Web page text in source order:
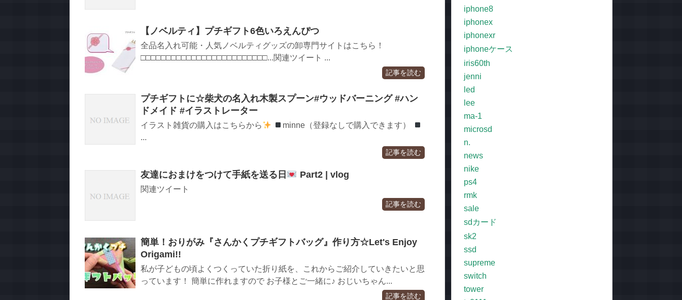
【ノベルティ】プチギフト6色いろえんぴつ
全品名入れ可能・人気ノベルティグッズの卸専門サイトはこちら！
□□□□□□□□□□□□□□□□□□□□□□□□□...関連ツイート ...
記事を読む
プチギフトに☆柴犬の名入れ木製スプーン#ウッドバーニング #ハン
ドメイド #イラストレーター
イラスト雑貨の購入はこちらから
minne（登録なしで購入できます）
...
記事を読む
友達におまけをつけて手紙を送る日 Part2 | vlog
関連ツイート
記事を読む
簡単！おりがみ『さんかくプチギフトバッグ』作り方☆Let's Enjoy
Origami!!
私が子どもの頃よくつくっていた折り紙を、これからご紹介していきたいと思
っています！ 簡単に作れますので お子様とご一緒に♪ おじいちゃん...
記事を読む
iphone8
iphonex
iphonexr
iphoneケース
iris60th
jenni
led
lee
ma-1
microsd
n.
news
nike
ps4
rmk
sale
sdカード
sk2
ssd
supreme
switch
tower